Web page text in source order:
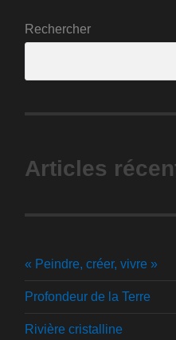
Rechercher
Articles
« Peindre, créer, vivre »
Profondeur de la Terre
Rivière cristalline